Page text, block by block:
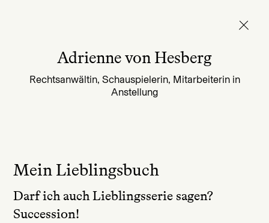
Adrienne von Hesberg
Rechtsanwältin, Schauspielerin, Mitarbeiterin in
Anstellung
Mein Lieblingsbuch
Darf ich auch Lieblingsserie sagen?
Succession!